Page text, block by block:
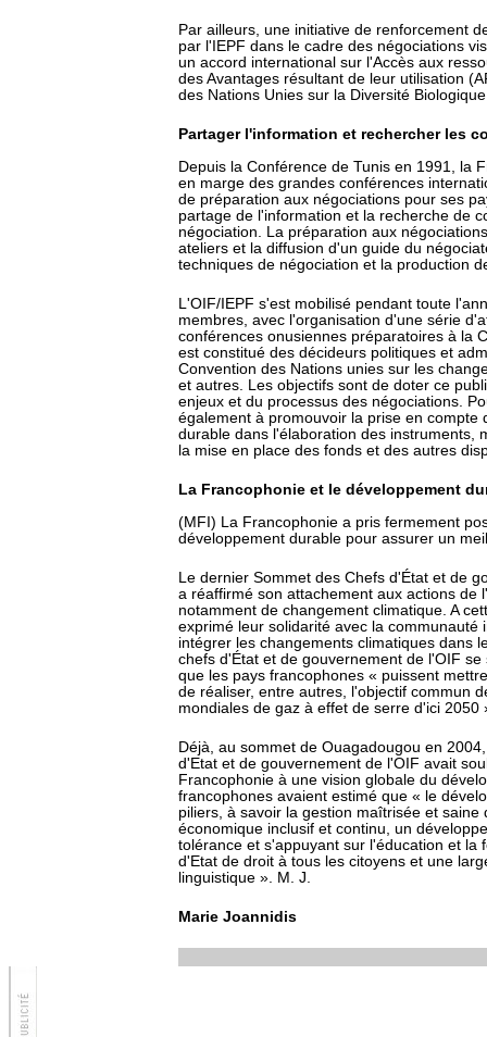
Par ailleurs, une initiative de renforcement
par l'IEPF dans le cadre des négociations
un accord international sur l'Accès aux
des Avantages résultant de leur utilisation
des Nations Unies sur la Diversité
Partager l'information et rechercher les
Depuis la Conférence de Tunis en 1991, la
en marge des grandes conférences
de préparation aux négociations pour ses
partage de l'information et la recherche de
négociation. La préparation aux
ateliers et la diffusion d'un guide du
techniques de négociation et la production
L'OIF/IEPF s'est mobilisé pendant toute
membres, avec l'organisation d'une série
conférences onusiennes préparatoires à la
est constitué des décideurs politiques et
Convention des Nations unies sur les
et autres. Les objectifs sont de doter ce
enjeux et du processus des négociations.
également à promouvoir la prise en compte
durable dans l'élaboration des instruments,
la mise en place des fonds et des autres
La Francophonie et le développement
(MFI) La Francophonie a pris fermement
développement durable pour assurer un
Le dernier Sommet des Chefs d'État et de
a réaffirmé son attachement aux actions de
notamment de changement climatique. A
exprimé leur solidarité avec la
intégrer les changements climatiques dans
chefs d'État et de gouvernement de l'OIF
que les pays francophones « puissent
de réaliser, entre autres, l'objectif commun
mondiales de gaz à effet de serre d'ici 2050
Déjà, au sommet de Ouagadougou en
d'Etat et de gouvernement de l'OIF avait
Francophonie à une vision globale du
francophones avaient estimé que « le
piliers, à savoir la gestion maîtrisée et
économique inclusif et continu, un
tolérance et s'appuyant sur l'éducation et la
d'Etat de droit à tous les citoyens et une
linguistique ». M. J.
Marie Joannidis